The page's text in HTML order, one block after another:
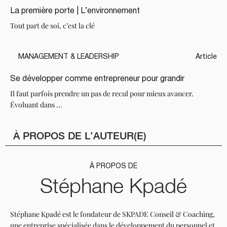
La première porte | L’environnement
Tout part de soi, c’est la clé
Article
Se développer comme entrepreneur pour grandir
Il faut parfois prendre un pas de recul pour mieux avancer.
Évoluant dans ...
MANAGEMENT & LEADERSHIP
À PROPOS DE L’AUTEUR(E)
Stéphane Kpadé
À PROPOS DE
Stéphane Kpadé est le fondateur de SKPADE Conseil & Coaching,